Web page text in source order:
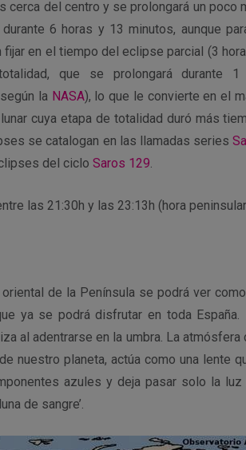
cerca del centro y se prolongará un poco
6 horas y 13 minutos, aunque
en el tiempo del eclipse parcial (3
que se prolongará durante
la NASA), lo que le convierte en el
cuya etapa de totalidad duró más
se catalogan en las llamadas series
del ciclo Saros 129.
las 21:30h y las 23:13h (hora
de la Península se podrá ver
ya se podrá disfrutar en toda España.
al adentrarse en la umbra. La
nuestro planeta, actúa como una lente
azules y deja pasar solo la luz
de sangre’.